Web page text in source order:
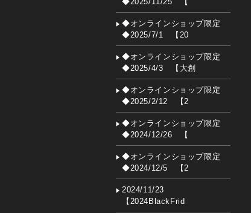
◆オンラインショップ限定
◆2025/7/1 【20
◆オンラインショップ限定
◆2025/4/3 【大創
◆オンラインショップ限定
◆2025/2/12 【2
◆オンラインショップ限定
◆2024/12/26 【
◆オンラインショップ限定
◆2024/12/5 【2
2024/11/23
【2024BlackFrid